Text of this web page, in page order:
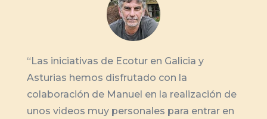
“Las iniciativas de Ecotur en Galicia y
Asturias hemos disfrutado con la
colaboración de Manuel en la realización de
unos videos muy personales para entrar en